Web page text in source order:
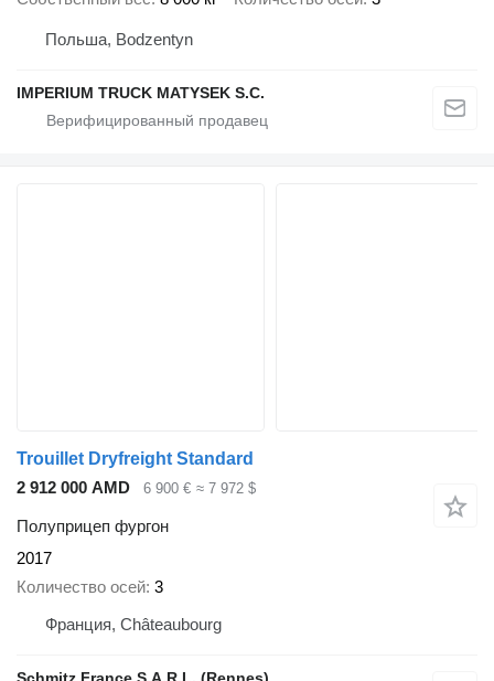
Польша, Bodzentyn
IMPERIUM TRUCK MATYSEK S.C.
Trouillet Dryfreight Standard
2 912 000 AMD
6 900 € ≈ 7 972 $
Полуприцеп фургон
2017
Количество осей 3
Франция, Châteaubourg